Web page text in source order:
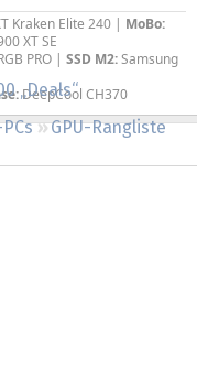
„Deals“
GPU-Rangliste
Kraken Elite 240 | MoBo:
XT SE
PRO | SSD M2:Samsung
DeepCool CH370